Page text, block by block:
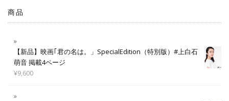
商品
【新品】映画｢君の名は。」SpecialEdition（特別版）#上白石
萌音 掲載4ページ
¥9,600